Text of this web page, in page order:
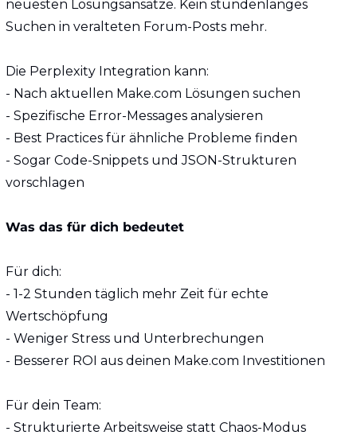
neuesten Lösungsansätze. Kein stundenlanges
Suchen in veralteten Forum-Posts mehr.
Die Perplexity Integration kann:
- Nach aktuellen Make.com Lösungen suchen
- Spezifische Error-Messages analysieren
- Best Practices für ähnliche Probleme finden
- Sogar Code-Snippets und JSON-Strukturen
vorschlagen
Was das für dich bedeutet
Für dich:
- 1-2 Stunden täglich mehr Zeit für echte
Wertschöpfung
- Weniger Stress und Unterbrechungen
- Besserer ROI aus deinen Make.com Investitionen
Für dein Team:
- Strukturierte Arbeitsweise statt Chaos-Modus